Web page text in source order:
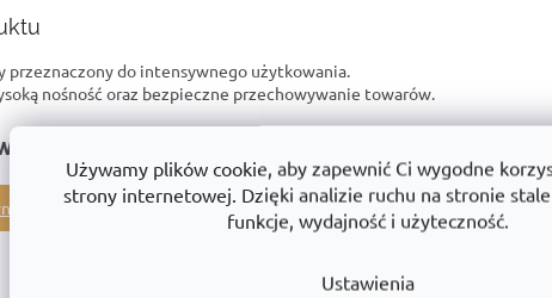
Używamy plików cookie, aby zapewnić Ci wygodne
strony internetowej. Dzięki analizie ruchu na stronie
funkcje, wydajność i użyteczność.
Ustawienia
przeznaczony do intensywnego użytkowania.
nośność oraz bezpieczne przechowywanie towarów.
o tym produkcie? Na przykład:
z innymi produktami Dlaczego jest to dobry wybór